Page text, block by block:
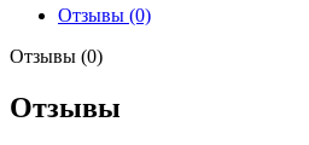
реж
распыление,с
корп
Отзывы (0)
Отзывы (0)
Отзывы